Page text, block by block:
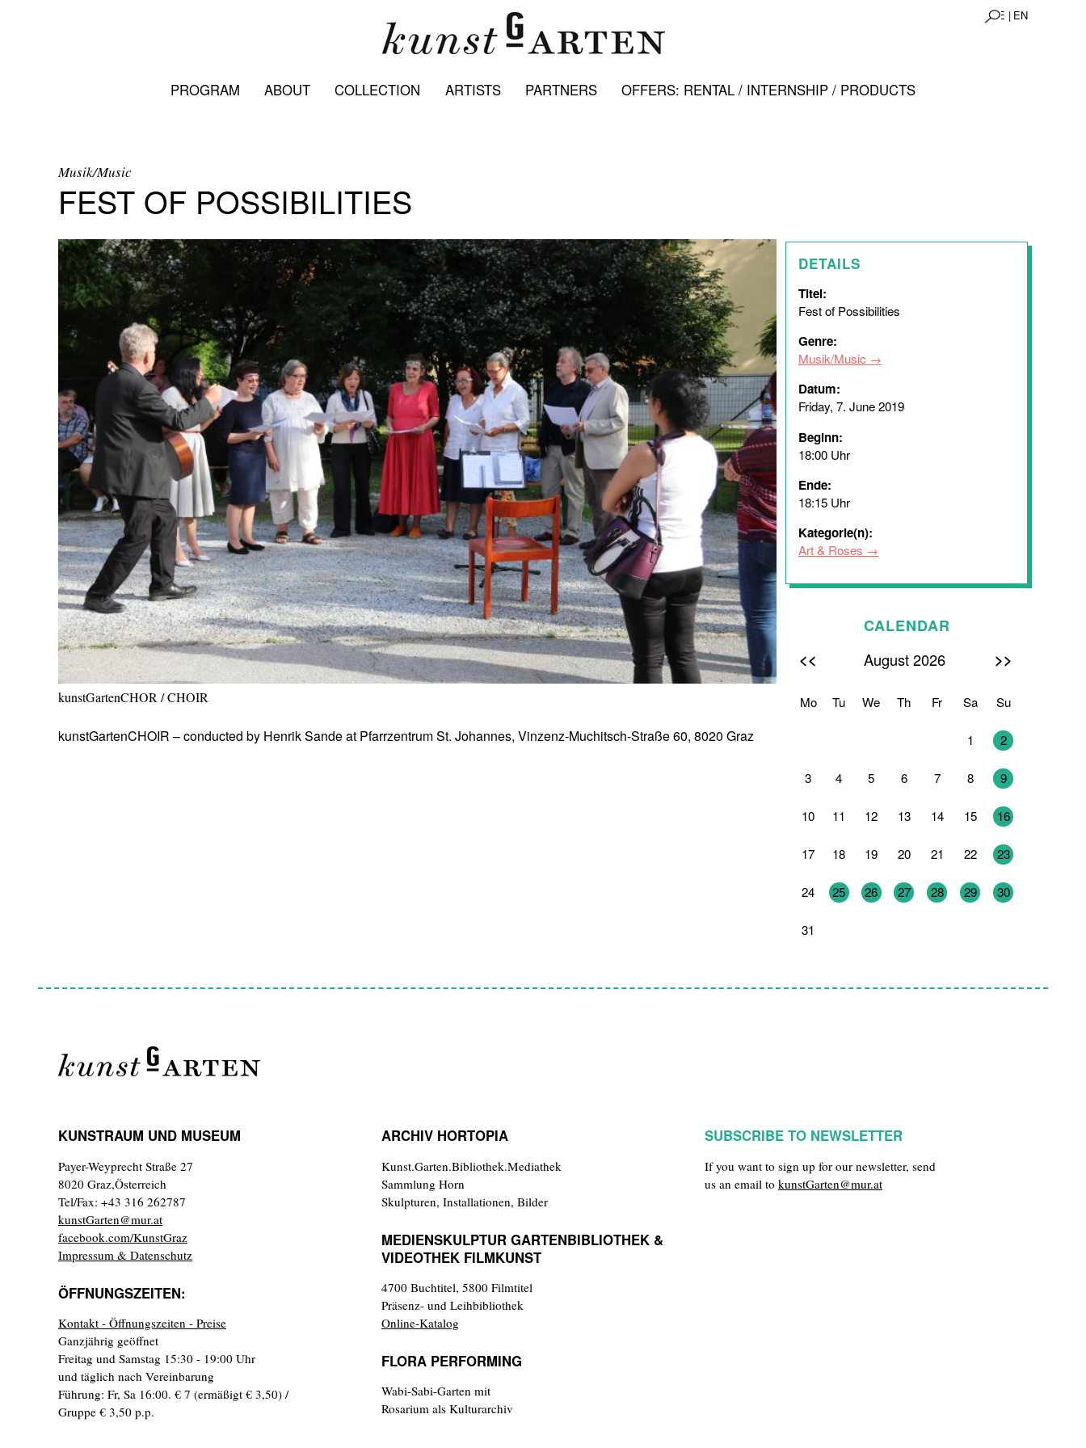
DE | EN
PROGRAM ABOUT COLLECTION ARTISTS PARTNERS OFFERS: RENTAL / INTERNSHIP / PRODUCTS
Musik/Music
FEST OF POSSIBILITIES
kunstGartenCHOR / CHOIR
kunstGartenCHOIR – conducted by Henrik Sande at Pfarrzentrum St. Johannes, Vinzenz-Muchitsch-Straße 60, 8020 Graz
DETAILS
Titel:
Fest of Possibilities
Genre:
Musik/Music
Datum:
Friday, 7. June 2019
Beginn:
18:00 Uhr
Ende:
18:15 Uhr
Kategorie(n):
Art & Roses
CALENDAR
<< August 2026 >>
Mo Tu We Th Fr Sa Su
1 2
3 4 5 6 7 8 9
10 11 12 13 14 15 16
17 18 19 20 21 22 23
24 25 26 27 28 29 30
31
KUNSTRAUM UND MUSEUM
Payer-Weyprecht Straße 27
8020 Graz,Österreich
Tel/Fax: +43 316 262787
kunstGarten@mur.at
facebook.com/KunstGraz
Impressum & Datenschutz
ÖFFNUNGSZEITEN:
Kontakt - Öffnungszeiten - Preise
Ganzjährig geöffnet
Freitag und Samstag 15:30 - 19:00 Uhr
und täglich nach Vereinbarung
Führung: Fr, Sa 16:00. € 7 (ermäßigt € 3,50) /
Gruppe € 3,50 p.p.
ARCHIV HORTOPIA
Kunst.Garten.Bibliothek.Mediathek
Sammlung Horn
Skulpturen, Installationen, Bilder
MEDIENSKULPTUR GARTENBIBLIOTHEK &
VIDEOTHEK FILMKUNST
4700 Buchtitel, 5800 Filmtitel
Präsenz- und Leihbibliothek
Online-Katalog
FLORA PERFORMING
Wabi-Sabi-Garten mit
Rosarium als Kulturarchiv
SUBSCRIBE TO NEWSLETTER
If you want to sign up for our newsletter, send
us an email to kunstGarten@mur.at